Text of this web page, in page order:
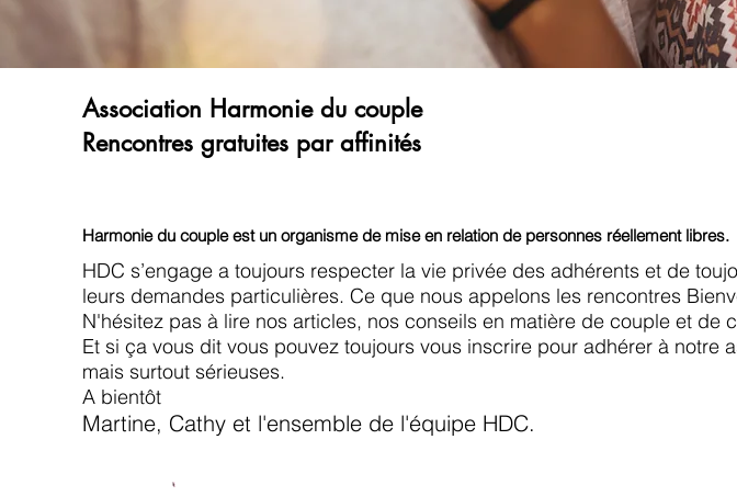
Association Harmonie du couple
Rencontres gratuites par affinités
Harmonie du couple est un organisme de mise en relation de personnes réellement libres.
HDC s’engage a toujours respecter la vie privée des adhérents et de
leurs demandes particulières. Ce que nous appelons les rencontres
N'hésitez pas à lire nos articles, nos conseils en matière de couple et de
Et si ça vous dit vous pouvez toujours vous inscrire pour adhérer à notre
mais surtout sérieuses.
A bientôt
Martine, Cathy et l'ensemble de l'équipe HDC.